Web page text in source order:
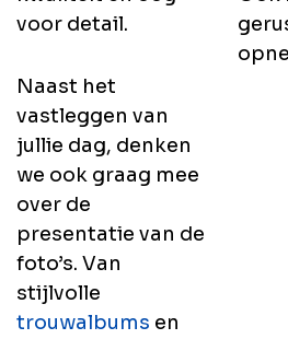
voor detail.
Naast het
vastleggen van
jullie dag, denken
we ook graag mee
over de
presentatie van de
foto’s. Van
stijlvolle
trouwalbums en